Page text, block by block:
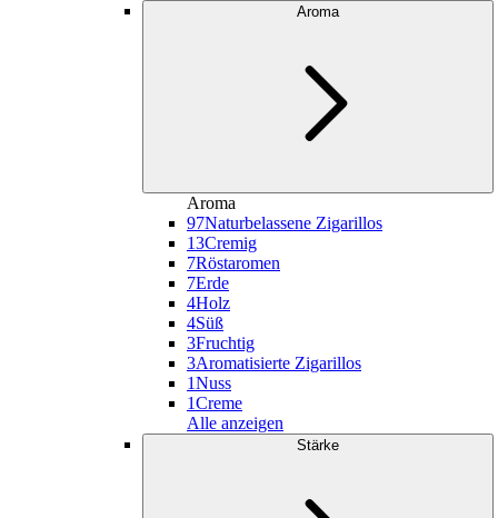
Aroma
Aroma
97Naturbelassene Zigarillos
13Cremig
7Röstaromen
7Erde
4Holz
4Süß
3Fruchtig
3Aromatisierte Zigarillos
1Nuss
1Creme
Alle anzeigen
Stärke